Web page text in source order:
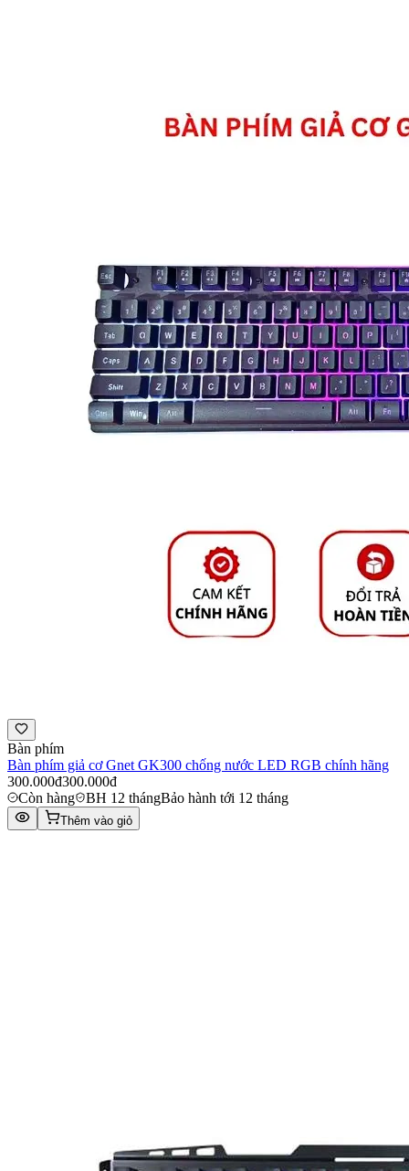
Bàn phím
Bàn phím giả cơ Gnet GK300 chống nước LED RGB chính hãng
300.000đ300.000đ
Còn hàng
BH 12 thángBảo hành tới 12 tháng
Thêm vào giỏ